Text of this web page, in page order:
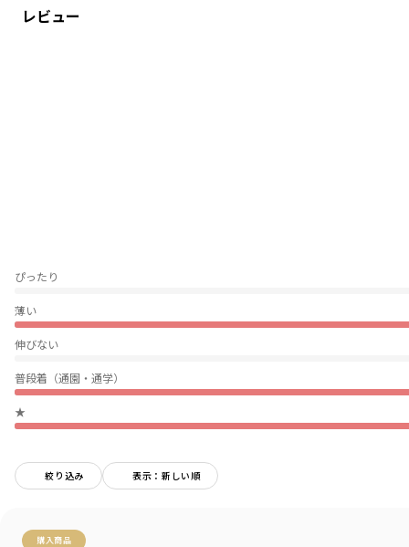
レビュー
ぴったり
薄い
伸びない
普段着（通園・通学）
★
絞り込み 表示：新しい順
購入商品
商品番号